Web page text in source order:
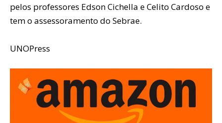
pelos professores Edson Cichella e Celito Cardoso e
tem o assessoramento do Sebrae.
UNOPress